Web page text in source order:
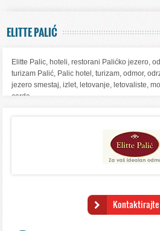
ELITTE PALIĆ
Elitte Palic, hoteli, restorani Palićko jezero,
turizam Palić, Palic hotel, turizam, odmor,
jezero smestaj, izlet, letovanje, letovaliste,
carda
Kontaktirajte